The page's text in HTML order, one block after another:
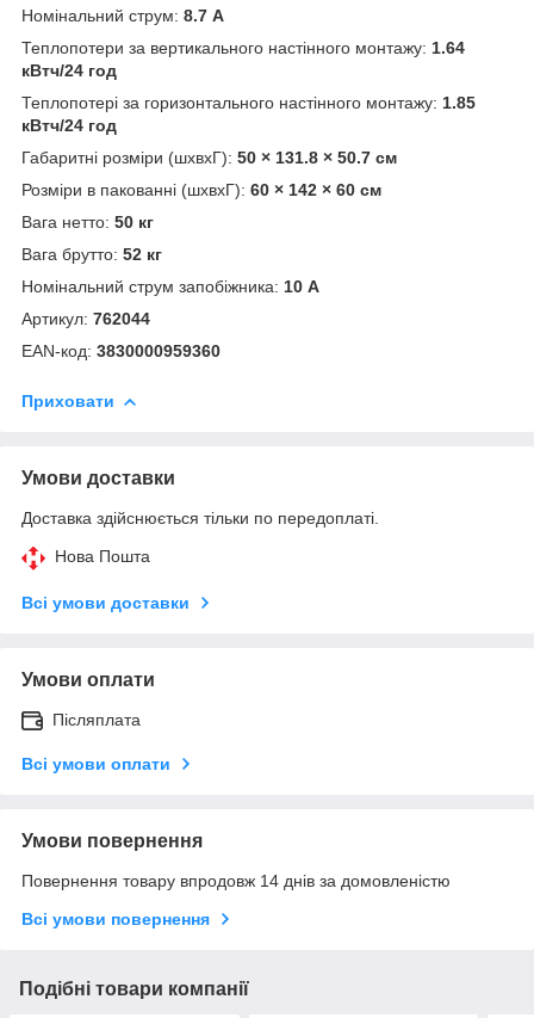
Номінальний струм: 8.7 А
Теплопотери за вертикального настінного монтажу: 1.64
кВтч/24 год
Теплопотері за горизонтального настінного монтажу: 1.85
кВтч/24 год
Габаритні розміри (шхвхГ): 50 × 131.8 × 50.7 см
Розміри в пакованні (шхвхГ): 60 × 142 × 60 см
Вага нетто: 50 кг
Вага брутто: 52 кг
Номінальний струм запобіжника: 10 А
Артикул: 762044
ЕАN-код: 3830000959360
Приховати
Умови доставки
Доставка здійснюється тільки по передоплаті.
Нова Пошта
Всі умови доставки
Умови оплати
Післяплата
Всі умови оплати
Умови повернення
Повернення товару впродовж 14 днів за домовленістю
Всі умови повернення
Подібні товари компанії